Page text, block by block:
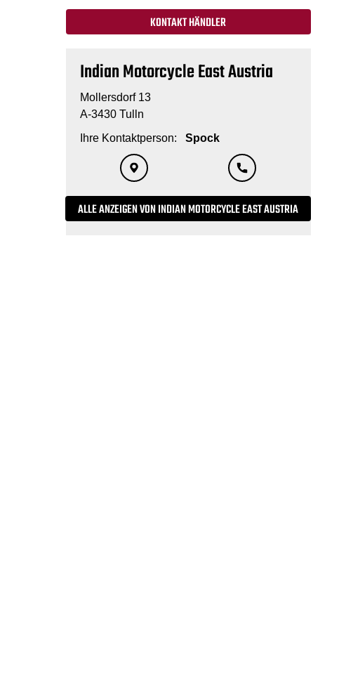
KONTAKT HÄNDLER
Indian Motorcycle East Austria
Mollersdorf 13
A-3430 Tulln
Ihre Kontaktperson:
Spock
ALLE ANZEIGEN VON INDIAN MOTORCYCLE EAST AUSTRIA